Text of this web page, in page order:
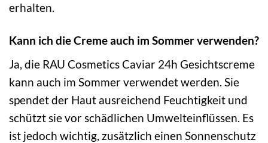
erhalten.
Kann ich die Creme auch im Sommer verwenden?
Ja, die RAU Cosmetics Caviar 24h Gesichtscreme
kann auch im Sommer verwendet werden. Sie
spendet der Haut ausreichend Feuchtigkeit und
schützt sie vor schädlichen Umwelteinflüssen. Es
ist jedoch wichtig, zusätzlich einen Sonnenschutz